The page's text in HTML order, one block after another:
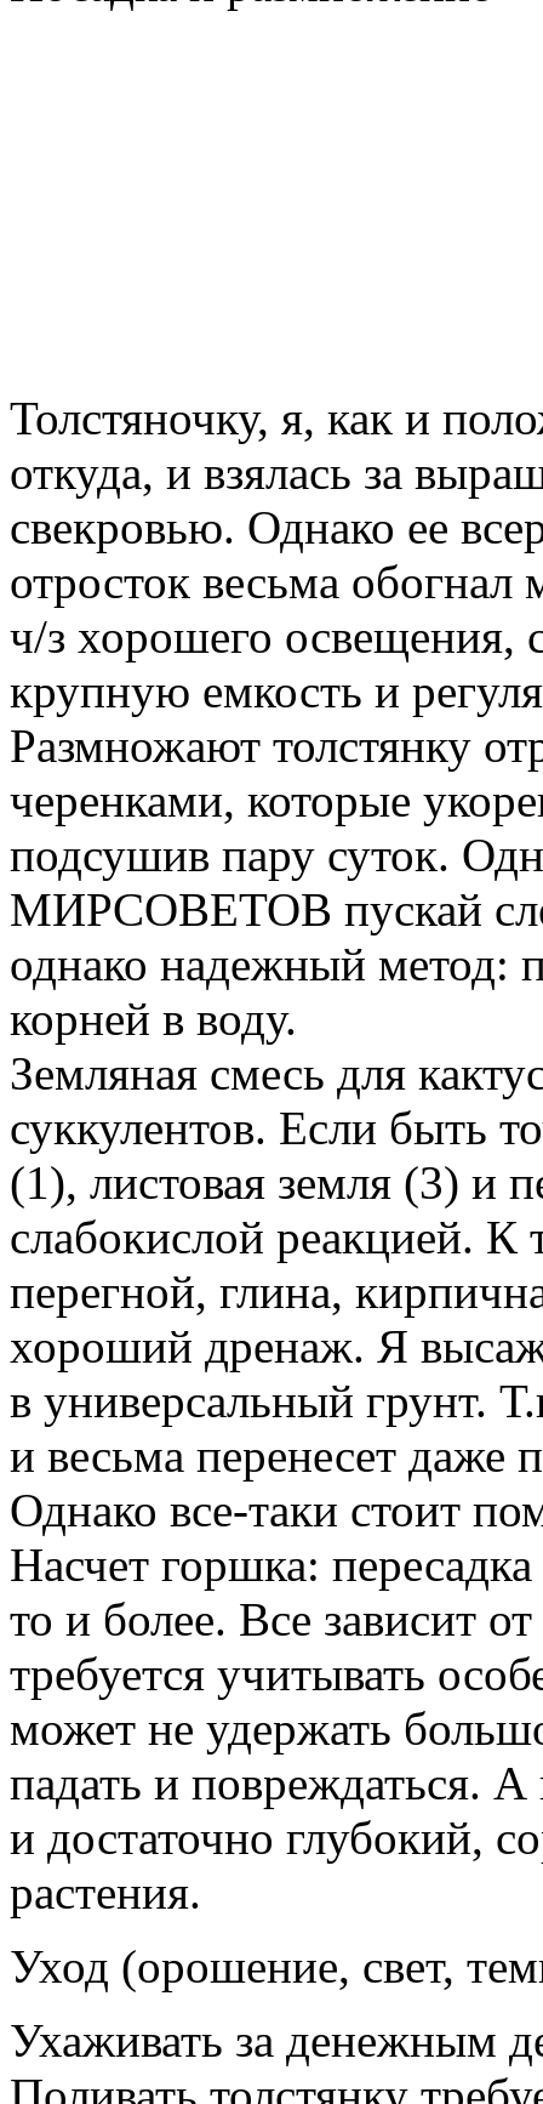
Толстяночку, я, как и
откуда, и взялась за
свекровью. Однако ее
отросток весьма
ч/з хорошего освещения,
крупную емкость и
Размножают толстянку
черенками, которые
подсушив пару суток.
МИРСОВЕТОВ пускай
однако надежный метод:
корней в воду.
Земляная смесь для
суккулентов. Если быть
(1), листовая земля (3) и
слабокислой реакцией. К
перегной, глина,
хороший дренаж. Я
в универсальный грунт.
и весьма перенесет даже
Однако все-таки стоит
Насчет горшка:
то и более. Все зависит
требуется учитывать
может не удержать
падать и повреждаться.
и достаточно глубокий,
растения.
Уход (орошение, свет,
Ухаживать за денежным